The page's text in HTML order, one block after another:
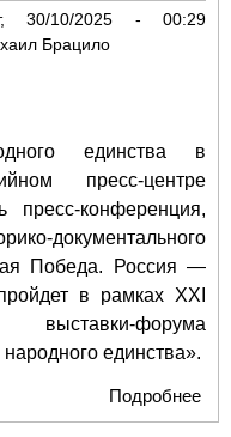
30/10/2025 - 00:29
Брацило
единства в
пресс-центре
пресс-конференция,
документального
Победа. Россия —
в рамках XXI
выставки-форума
единства».
Подробнее